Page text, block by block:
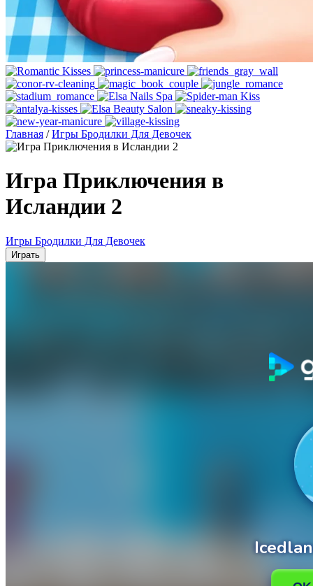
Главная / Игры Бродилки Для Девочек
Игра Приключения в
Исландии 2
Игры Бродилки Для Девочек
Играть